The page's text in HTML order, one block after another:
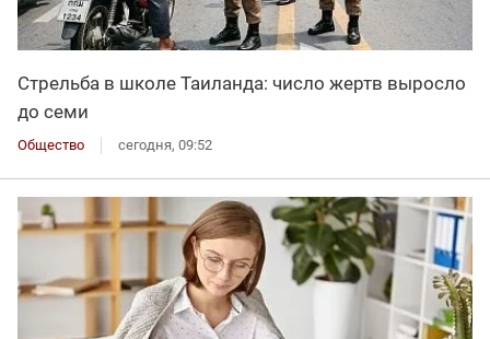
Стрельба в школе Таиланда: число жертв выросло
до семи
Общество сегодня, 09:52